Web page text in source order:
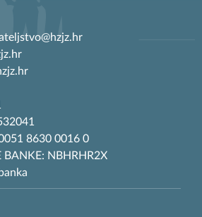
8630 0016 0
BANKE: NBHRHR2X